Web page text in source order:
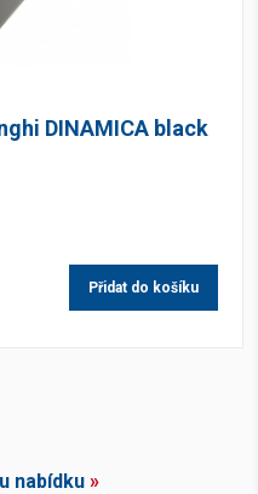
DINAMICA black
Přidat do košíku
nabídku»